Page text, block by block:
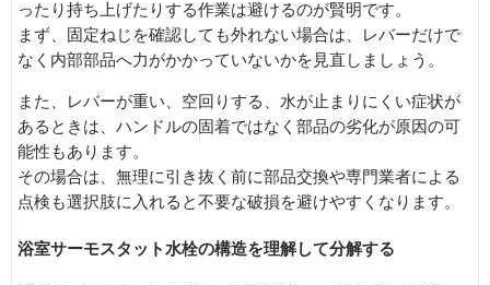
ったり持ち上げたりする作業は避けるのが賢明です。
まず、固定ねじを確認しても外れない場合は、レバーだけで
なく内部部品へ力がかかっていないかを見直しましょう。
また、レバーが重い、空回りする、水が止まりにくい症状が
あるときは、ハンドルの固着ではなく部品の劣化が原因の可
能性もあります。
その場合は、無理に引き抜く前に部品交換や専門業者による
点検も選択肢に入れると不要な破損を避けやすくなります。
浴室サーモスタット水栓の構造を理解して分解する